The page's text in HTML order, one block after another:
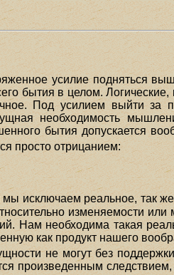
усилие подняться
бытия в целом. Логические,
Под усилием выйти за
необходимость
бытия допускается
просто отрицанием:
мы исключаем реальное, так
изменяемости или
Нам необходима такая
как продукт нашего
не могут без поддержки
произведенным